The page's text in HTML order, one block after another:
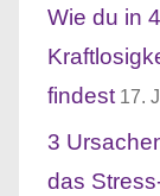
Wie du in
findest 17.
3
das